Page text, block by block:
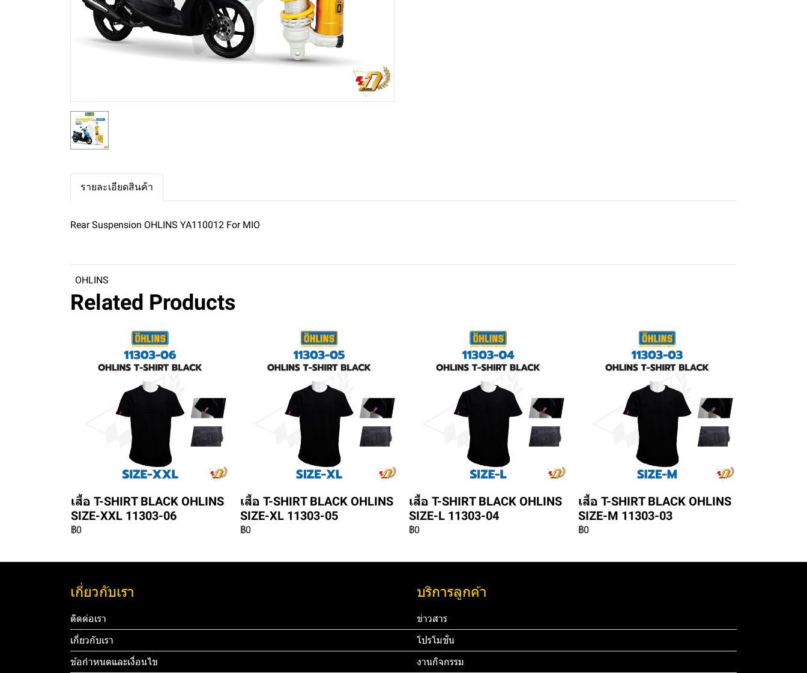
รายละเอียดสินค้า
Rear Suspension OHLINS YA110012 For MIO
OHLINS
Related Products
เสื้อ T-SHIRT BLACK OHLINS
SIZE-XXL 11303-06
฿0
เสื้อ T-SHIRT BLACK OHLINS
SIZE-XL 11303-05
฿0
เสื้อ T-SHIRT BLACK OHLINS
SIZE-L 11303-04
฿0
เสื้อ T-SHIRT BLACK OHLINS
SIZE-M 11303-03
฿0
เกี่ยวกับเรา
ติดต่อเรา
เกี่ยวกับเรา
ข้อกำหนดและเงื่อนไข
บริการลูกค้า
ข่าวสาร
โปรโมชั่น
งานกิจกรรม